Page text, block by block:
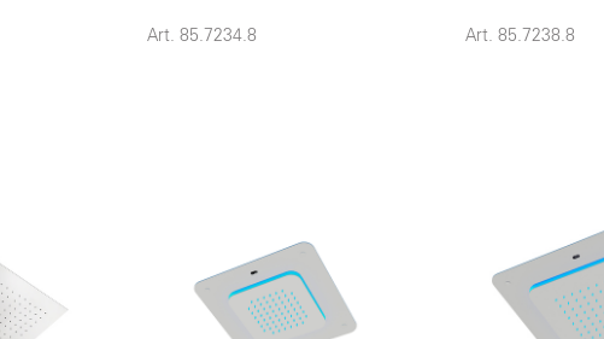
Art. 85.7234.8 Art. 85.7238.8